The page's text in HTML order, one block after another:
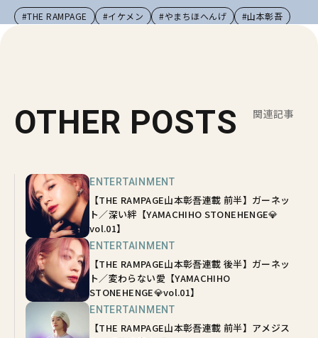
#THE RAMPAGE #イケメン #やまちほへんげ #山本彰吾
OTHER POSTS 関連記事
ENTERTAINMENT
【THE RAMPAGE山本彰吾連載 前半】ガーネッ
ト／深い絆【YAMACHIHO STONEHENGE💎
vol.01】
ENTERTAINMENT
【THE RAMPAGE山本彰吾連載 後半】ガーネッ
ト／変わらない愛【YAMACHIHO
STONEHENGE💎vol.01】
ENTERTAINMENT
【THE RAMPAGE山本彰吾連載 前半】アメジス